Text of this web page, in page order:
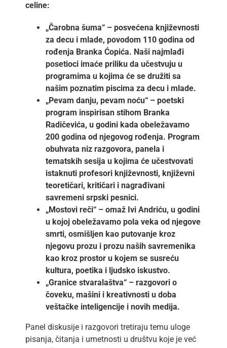
celine:
„Čarobna šuma“ – posvećena književnosti
za decu i mlade, povodom 110 godina od
rođenja Branka Ćopića. Naši najmlađi
posetioci imaće priliku da učestvuju u
programima u kojima će se družiti sa
našim poznatim piscima za decu i mlade.
„Pevam danju, pevam noću“ – poetski
program inspirisan stihom Branka
Radičevića, u godini kada obeležavamo
200 godina od njegovog rođenja. Program
obuhvata niz razgovora, panela i
tematskih sesija u kojima će učestvovati
istaknuti profesori književnosti, književni
teoretičari, kritičari i nagrađivani
savremeni srpski pesnici.
„Mostovi reči“ – omaž Ivi Andriću, u godini
u kojoj obeležavamo pola veka od njegove
smrti, osmišljen kao putovanje kroz
njegovu prozu i prozu naših savremenika
kao kroz prostor u kojem se susreću
kultura, poetika i ljudsko iskustvo.
„Granice stvaralaštva“ – razgovori o
čoveku, mašini i kreativnosti u doba
veštačke inteligencije i novih medija.
Panel diskusije i razgovori tretiraju temu uloge
pisanja, čitanja i umetnosti u društvu koje je već